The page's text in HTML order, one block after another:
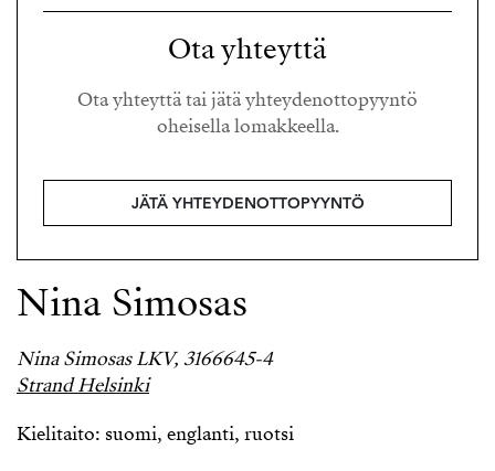
Ota yhteyttä
Ota yhteyttä tai jätä yhteydenottopyyntö
oheisella lomakkeella.
JÄTÄ YHTEYDENOTTOPYYNTÖ
Nina Simosas
Nina Simosas LKV, 3166645-4
Strand Helsinki
Kielitaito: suomi, englanti, ruotsi